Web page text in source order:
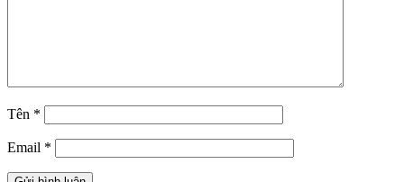
Tên *
Email *